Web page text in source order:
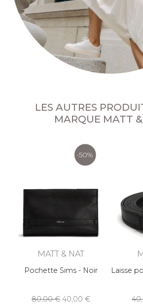
LES AUTRES
MARQUE MATT
-50%
MATT & NAT
Pochette Sims - Noir
80,00 40,00
Laisse